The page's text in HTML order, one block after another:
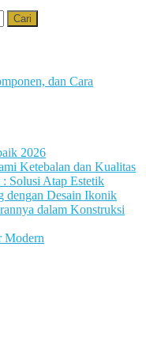
dan Cara
2026
Ketebalan dan Kualitas
Solusi Atap Estetik
dengan Desain Ikonik
dalam Konstruksi
Modern